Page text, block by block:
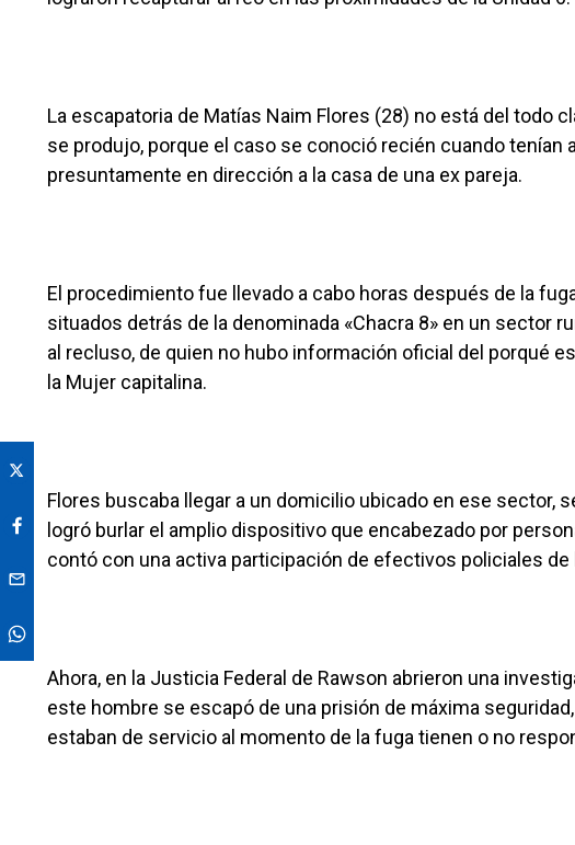
La escapatoria de Matías Naim Flores (28) no está del todo
se produjo, porque el caso se conoció recién cuando
presuntamente en dirección a la casa de una ex pareja.
El procedimiento fue llevado a cabo horas después de la
situados detrás de la denominada «Chacra 8» en un sector
al recluso, de quien no hubo información oficial del porqué
la Mujer capitalina.
Flores buscaba llegar a un domicilio ubicado en ese sector,
logró burlar el amplio dispositivo que encabezado por
contó con una activa participación de efectivos policiales de
Ahora, en la Justicia Federal de Rawson abrieron una
este hombre se escapó de una prisión de máxima
estaban de servicio al momento de la fuga tienen o no